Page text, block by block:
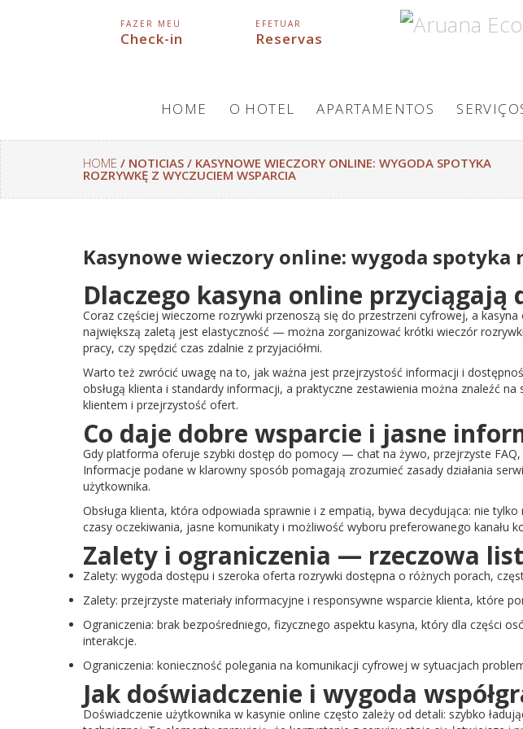
FAZER MEU
Check-in
EFETUAR
Reservas
HOME O HOTEL APARTAMENTOS
HOME / NOTICIAS / KASYNOWE WIECZORY ONLINE: WYGODA SPOTYKA
ROZRYWKĘ Z WYCZUCIEM WSPARCIA
Kasynowe wieczory online: wygoda spotyka
Dlaczego kasyna online przyciągają
Coraz częściej wieczorne rozrywki przenoszą się do przestrzeni cyfrowej, a
największą zaletą jest elastyczność — można zorganizować krótki wieczór
pracy, czy spędzić czas zdalnie z przyjaciółmi.
Warto też zwrócić uwagę na to, jak ważna jest przejrzystość informacji i
obsługą klienta i standardy informacji, a praktyczne zestawienia można znaleźć na
klientem i przejrzystość ofert.
Co daje dobre wsparcie i jasne
Gdy platforma oferuje szybki dostęp do pomocy — chat na żywo, przejrzyste
Informacje podane w klarowny sposób pomagają zrozumieć zasady działania
użytkownika.
Obsługa klienta, która odpowiada sprawnie i z empatią, bywa decydująca: nie
czasy oczekiwania, jasne komunikaty i możliwość wyboru preferowanego
Zalety i ograniczenia — rzeczowa
Zalety: wygoda dostępu i szeroka oferta rozrywki dostępna o różnych porach,
Zalety: przejrzyste materiały informacyjne i responsywne wsparcie klienta, które
Ograniczenia: brak bezpośredniego, fizycznego aspektu kasyna, który dla
interakcje.
Ograniczenia: konieczność polegania na komunikacji cyfrowej w sytuacjach
Jak doświadczenie i wygoda
Doświadczenie użytkownika w kasynie online często zależy od detali: szybko